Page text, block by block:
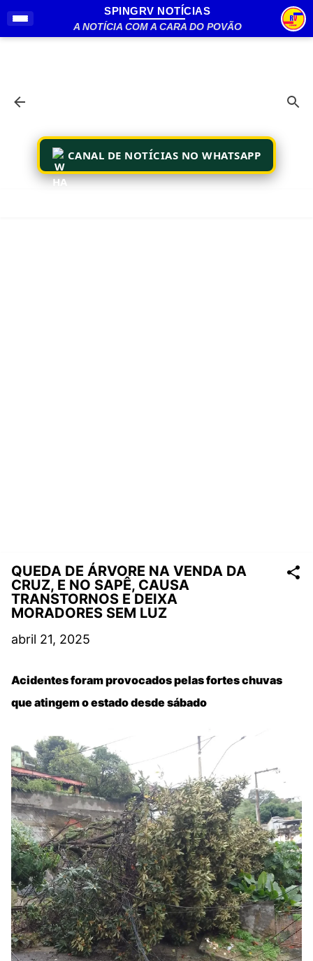
Pular para o conteúdo principal
SPINGRV NOTÍCIAS
A NOTÍCIA COM A CARA DO POVÃO
CANAL DE NOTÍCIAS NO WHATSAPP
QUEDA DE ÁRVORE NA VENDA DA
CRUZ, E NO SAPÊ, CAUSA
TRANSTORNOS E DEIXA
MORADORES SEM LUZ
abril 21, 2025
Acidentes foram provocados pelas fortes chuvas
que atingem o estado desde sábado